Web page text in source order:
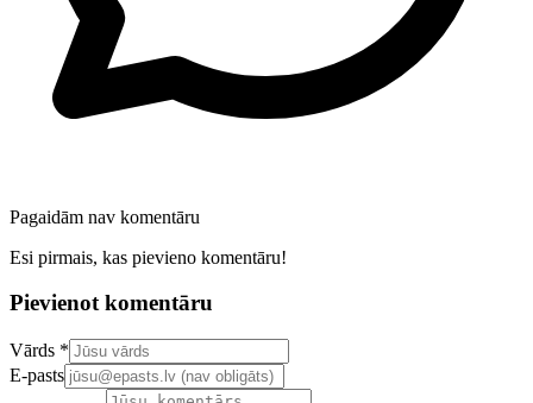
Pagaidām nav komentāru
Esi pirmais, kas pievieno komentāru!
Pievienot komentāru
Confirm your email address
Vārds *
E-pasts